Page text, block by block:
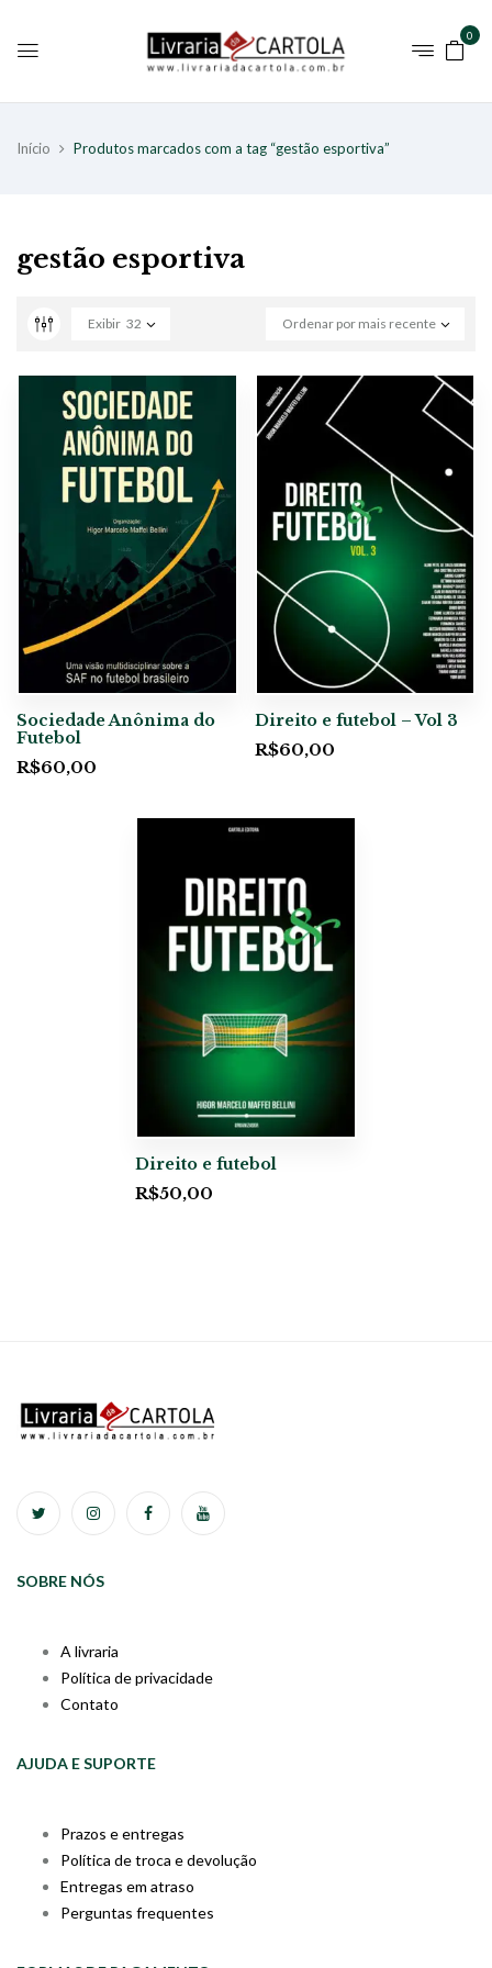
0
Início Produtos marcados com a tag “gestão esportiva”
gestão esportiva
Ordenar por mais recente
Exibir 32
Sociedade Anônima do
Futebol
R$60,00
Direito e futebol – Vol 3
R$60,00
Direito e futebol
R$50,00
SOBRE NÓS
A livraria
Política de privacidade
Contato
AJUDA E SUPORTE
Prazos e entregas
Política de troca e devolução
Entregas em atraso
Perguntas frequentes